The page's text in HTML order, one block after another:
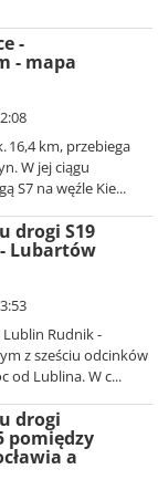
-
- mapa
16,4 km, przebiega
W jej ciągu
S7 na węźle Kie...
drogi S19
Lubartów
Rudnik -
z sześciu odcinków
od Lublina. W c...
drogi
pomiędzy
a